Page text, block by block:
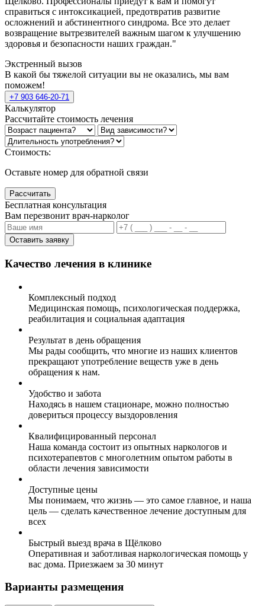
справиться с интоксикацией, предотвратив развитие
осложнений и абстинентного синдрома. Все это делает
возвращение вытрезвителей важным шагом к улучшению
здоровья и безопасности наших граждан."
Экстренный вызов
В какой бы тяжелой ситуации вы не оказались, мы вам
поможем!
+7 903 646-20-71
Калькулятор
Рассчитайте стоимость лечения
Стоимость:
Оставьте номер для обратной связи
Рассчитать
Бесплатная консультация
Вам перезвонит врач-нарколог
Оставить заявку
Качество лечения в клинике
Комплексный подход
Медицинская помощь, психологическая поддержка,
реабилитация и социальная адаптация
Результат в день обращения
Мы рады сообщить, что многие из наших клиентов
прекращают употребление веществ уже в день
обращения к нам.
Удобство и забота
Находясь в нашем стационаре, можно полностью
довериться процессу выздоровления
Квалифицированный персонал
Наша команда состоит из опытных наркологов и
психотерапевтов с многолетним опытом работы в
области лечения зависимости
Доступные цены
Мы понимаем, что жизнь — это самое главное, и наша
цель — сделать качественное лечение доступным для
всех
Быстрый выезд врача в Щёлково
Оперативная и заботливая наркологическая помощь у
вас дома. Приезжаем за 30 минут
Варианты размещения